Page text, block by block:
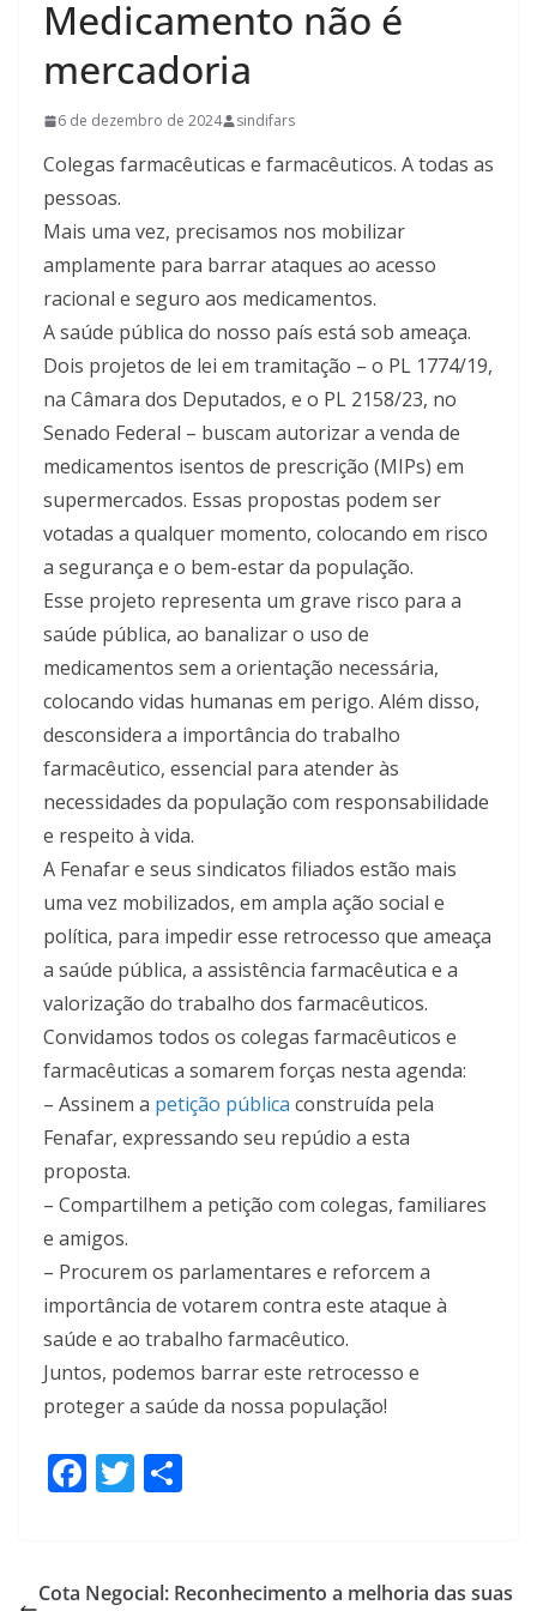
Medicamento não é
mercadoria
6 de dezembro de 2024 sindifars
Colegas farmacêuticas e farmacêuticos. A todas as
pessoas.
Mais uma vez, precisamos nos mobilizar
amplamente para barrar ataques ao acesso
racional e seguro aos medicamentos.
A saúde pública do nosso país está sob ameaça.
Dois projetos de lei em tramitação – o PL 1774/19,
na Câmara dos Deputados, e o PL 2158/23, no
Senado Federal – buscam autorizar a venda de
medicamentos isentos de prescrição (MIPs) em
supermercados. Essas propostas podem ser
votadas a qualquer momento, colocando em risco
a segurança e o bem-estar da população.
Esse projeto representa um grave risco para a
saúde pública, ao banalizar o uso de
medicamentos sem a orientação necessária,
colocando vidas humanas em perigo. Além disso,
desconsidera a importância do trabalho
farmacêutico, essencial para atender às
necessidades da população com responsabilidade
e respeito à vida.
A Fenafar e seus sindicatos filiados estão mais
uma vez mobilizados, em ampla ação social e
política, para impedir esse retrocesso que ameaça
a saúde pública, a assistência farmacêutica e a
valorização do trabalho dos farmacêuticos.
Convidamos todos os colegas farmacêuticos e
farmacêuticas a somarem forças nesta agenda:
– Assinem a petição pública construída pela
Fenafar, expressando seu repúdio a esta
proposta.
– Compartilhem a petição com colegas, familiares
e amigos.
– Procurem os parlamentares e reforcem a
importância de votarem contra este ataque à
saúde e ao trabalho farmacêutico.
Juntos, podemos barrar este retrocesso e
proteger a saúde da nossa população!
F
b
T
er e
Cota Negocial: Reconhecimento a melhoria das suas